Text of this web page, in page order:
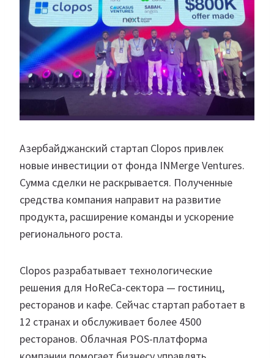
Азербайджанский стартап Clopos привлек
новые инвестиции от фонда INMerge Ventures.
Сумма сделки не раскрывается. Полученные
средства компания направит на развитие
продукта, расширение команды и ускорение
регионального роста.
Clopos разрабатывает технологические
решения для HoReCa-сектора — гостиниц,
ресторанов и кафе. Сейчас стартап работает в
12 странах и обслуживает более 4500
ресторанов. Облачная POS-платформа